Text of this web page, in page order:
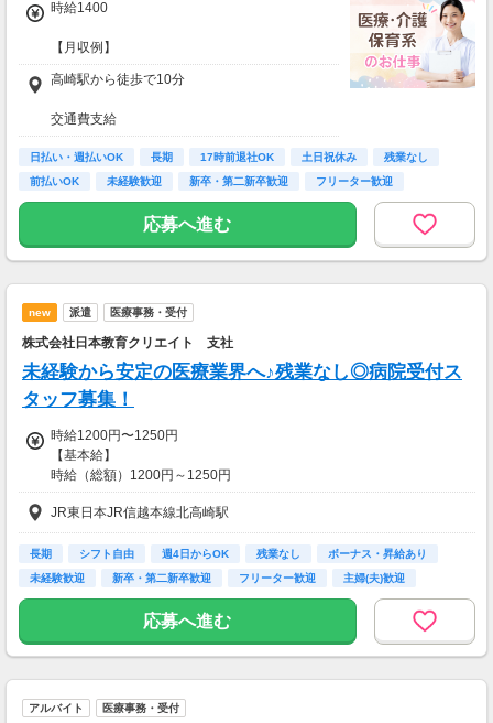
一部支給
時給1400
【月収例】
時給1400円×1日7時間×月21日
＝月収20万5800円！
高崎駅から徒歩で10分
交通費支給
★バイク・車通勤OK（駐車場あり）
★ガソリン代支給（150円/10km）
日払い・週払いOK 長期 17時前退社OK 土日祝休み
残業なし
前払いOK
未経験歓迎 新卒・第二新卒歓迎 フリーター歓迎
応募へ進む
new 派遣 医療事務・受付
株式会社日本教育クリエイト 支社
未経験から安定の医療業界へ♪残業なし◎病院受付ス
タッフ募集！
時給1200円〜1250円
【基本給】
時給（総額）1200円～1250円
＜月収モデル＞201,600円～＋交通費支給（月168h、時給1,200円の場
合）
新しいチャレンジを応援します★
安定の医療業界で働きませんか？
＼
◇各種保険完備
JR東日本JR信越本線北高崎駅
長期 シフト自由 週4日からOK 残業なし
ボーナス・昇給あり
未経験歓迎
新卒・第二新卒歓迎 フリーター歓迎 主婦(夫)歓迎
応募へ進む
アルバイト 医療事務・受付